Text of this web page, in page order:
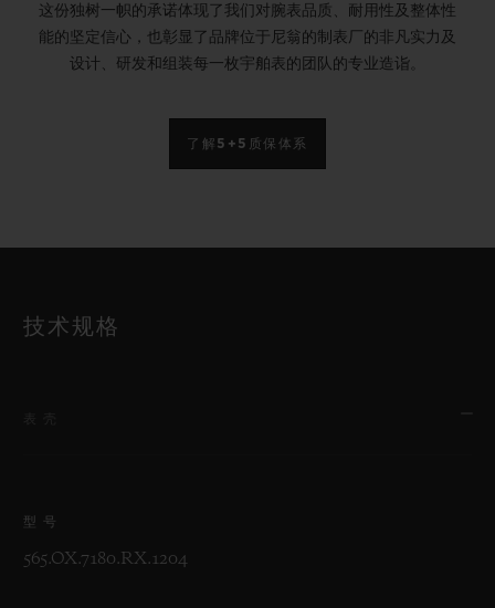
这份独树一帜的承诺体现了我们对腕表品质、耐用性及整体性
能的坚定信心，也彰显了品牌位于尼翁的制表厂的非凡实力及
设计、研发和组装每一枚宇舶表的团队的专业造诣。
了解5+5质保体系
技术规格
型号
565.OX.7180.RX.1204